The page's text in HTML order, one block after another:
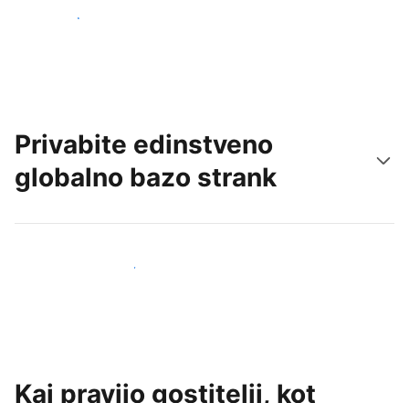
Začnite danes
Privabite edinstveno
globalno bazo strank
Pridobite nove goste še danes
Kaj pravijo gostitelji, kot